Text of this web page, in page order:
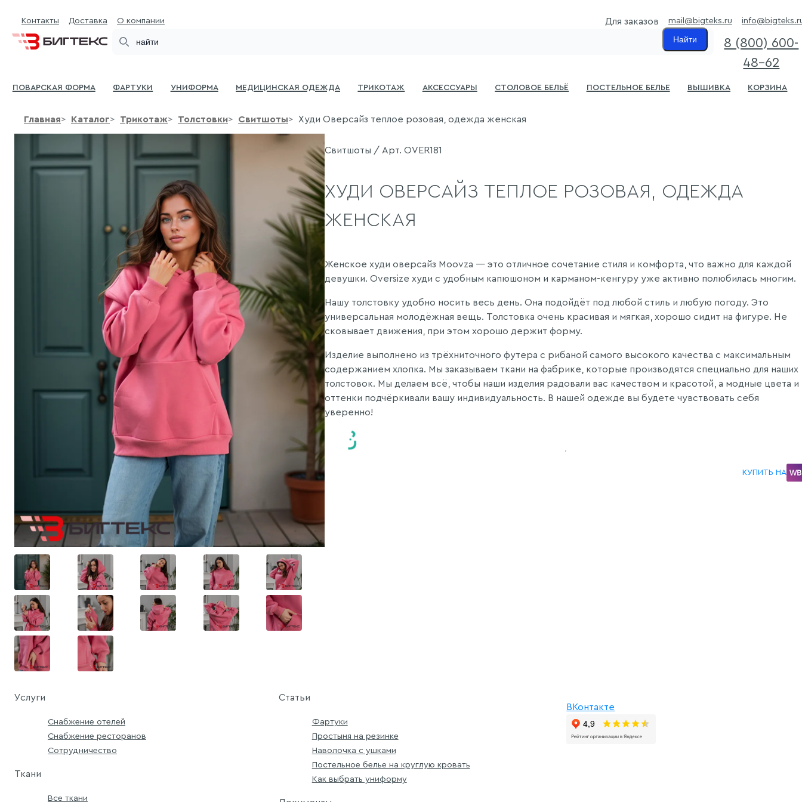
Контакты Доставка О компании Для заказов mail@bigteks.ru
Найти
8 (800) 600-
48-62
Поварская форма Фартуки Униформа Медицинская одежда Трикотаж Аксессуары Столовое бельё Постельное белье Вышивка Корзина
Главная Каталог Трикотаж Толстовки Свитшоты Худи Оверсайз теплое розовая, одежда женская
Свитшоты / Арт. OVER181
ХУДИ ОВЕРСАЙЗ ТЕПЛОЕ РОЗОВАЯ, ОДЕЖДА
ЖЕНСКАЯ
Женское худи оверсайз Moovza — это отличное сочетание стиля и комфорта, что важно для каждой
девушки. Oversize худи с удобным капюшоном и карманом-кенгуру уже активно полюбилась многим.
Нашу толстовку удобно носить весь день. Она подойдёт под любой стиль и любую погоду. Это
универсальная молодёжная вещь. Толстовка очень красивая и мягкая, хорошо сидит на фигуре. Не
сковывает движения, при этом хорошо держит форму.
Изделие выполнено из трёхниточного футера с рибаной самого высокого качества с максимальным
содержанием хлопка. Мы заказываем ткани на фабрике, которые производятся специально для наших
толстовок. Мы делаем всё, чтобы наши изделия радовали вас качеством и красотой, а модные цвета и
оттенки подчёркивали вашу индивидуальность. В нашей одежде вы будете чувствовать себя
уверенно!
КУПИТЬ НА
Услуги
Снабжение отелей
Снабжение ресторанов
Сотрудничество
Ткани
Все ткани
Статьи
Фартуки
Простыня на резинке
Наволочка с ушками
Постельное белье на круглую кровать
Как выбрать униформу
ВКонтакте